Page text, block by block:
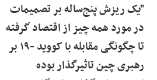
"یک ریزش پنج‌ساله بر تصمیمات
در مورد همه چیز از اقتصاد گرفته
تا چگونگی مقابله با کووید -۱۹ بر
رهبری چین تاثیرگذار بوده